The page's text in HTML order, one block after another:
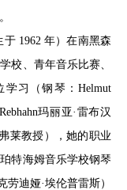
于 1962 年）在南黑森
校、青年音乐比赛、
习（钢琴：Helmut
玛丽亚·雷布汉
莱教授），她的职业
特海姆音乐学校钢琴
劳迪娅·埃伦普雷斯）